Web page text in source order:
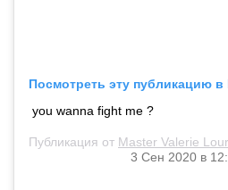
Посмотреть эту публикацию в
you wanna fight me ?
Публикация от Master Valerie
3 Сен 2020 в